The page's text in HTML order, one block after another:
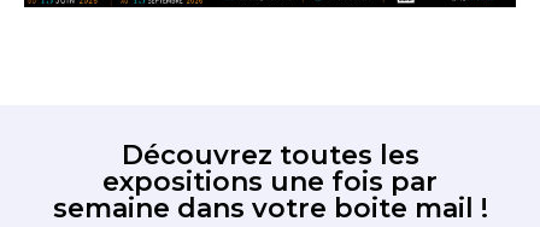
Découvrez toutes les
expositions une fois par
semaine dans votre boite mail !